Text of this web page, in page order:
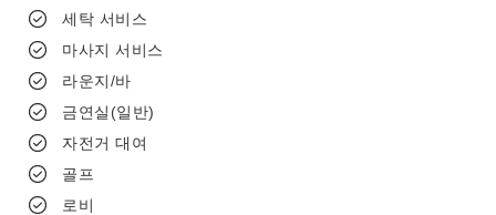
세탁 서비스
마사지 서비스
라운지/바
금연실(일반)
자전거 대여
골프
로비